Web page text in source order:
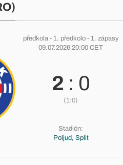
předkola- 1. předkolo- 1. zápasy
09.07.2026 20:00 CET
2 : 0
(1:0)
Stadión:
Poljud, Split